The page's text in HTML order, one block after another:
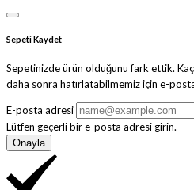
Sepeti Kaydet
Sepetinizde ürün olduğunu fark ettik.
daha sonra hatırlatabilmemiz için e-
E-posta adresi
Lütfen geçerli bir e-posta adresi girin.
Onayla